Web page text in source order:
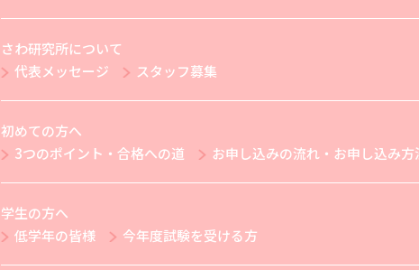
さわ研究所について
代表メッセージ
スタッフ募集
初めての方へ
3つのポイント・合格への道
お申し込みの流れ・お申し込み
学生の方へ
低学年の皆様
今年度試験を受ける方